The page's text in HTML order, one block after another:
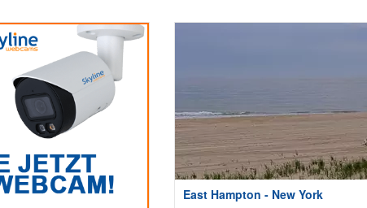
East Hampton - New York